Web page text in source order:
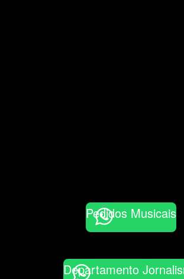
Pedidos Musicais
Departamento